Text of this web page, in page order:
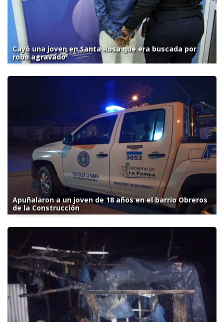
Cayó una joven en Santa Rosa que era buscada por
robo agravado
Apuñalaron a un joven de 18 años en el barrio Obreros
de la Construcción